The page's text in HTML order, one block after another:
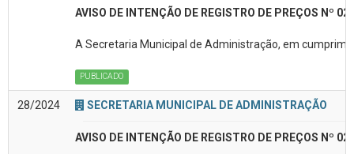
AVISO DE INTENÇÃO DE REGISTRO DE PREÇOS Nº
A Secretaria Municipal de Administração, em
PUBLICADO
28/2024 SECRETARIA MUNICIPAL DE ADMINISTRAÇÃO
AVISO DE INTENÇÃO DE REGISTRO DE PREÇOS Nº